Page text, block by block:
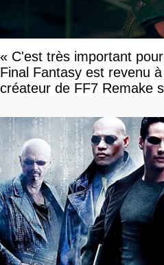
« C'est très important
Final Fantasy est revenu
créateur de FF7 Remake